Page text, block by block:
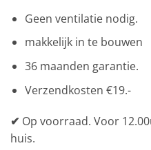
Geen ventilatie nodig.
makkelijk in te bouwen
36 maanden garantie.
Verzendkosten €19.-
✔ Op voorraad. Voor
huis.